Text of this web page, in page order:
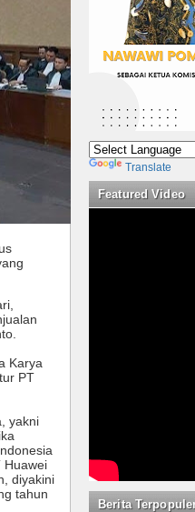
Karya
PT
yakni
Huawei
diyakini
tahun
Translate
Featured Video
Berita